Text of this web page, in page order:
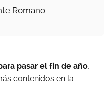
Romano
pasar el fin de año,
contenidos en la